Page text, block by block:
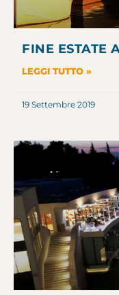
FINE ESTATE
LEGGI TUTTO »
19 Settembre 2019